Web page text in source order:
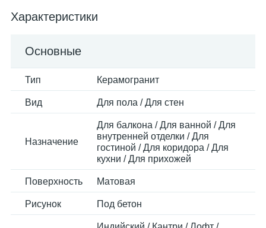
Характеристики
Основные
Тип Керамогранит
Вид Для пола / Для стен
Назначение
Для балкона / Для ванной / Для
внутренней отделки / Для
гостиной / Для коридора / Для
кухни / Для прихожей
Поверхность Матовая
Рисунок Под бетон